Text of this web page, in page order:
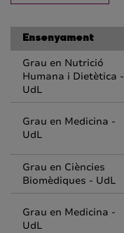
Ensenyament
Grau en Nutrició
Humana i Dietètica -
UdL
Grau en Medicina -
UdL
Grau en Ciències
Biomèdiques - UdL
Grau en Medicina -
UdL